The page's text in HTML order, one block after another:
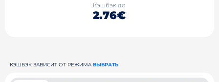
Кэшбэк до
2.76€
КЭШБЭК ЗАВИСИТ ОТ РЕЖИМА ВЫБРАТЬ